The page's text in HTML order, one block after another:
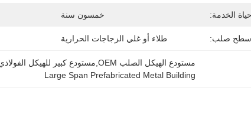
حياة الخدمة: خمسون سنة
سطح صلب: طلاء أو غلي الزجاجات الحرارية
مستودع الهيكل الصلب OEM,مستودع كبير للهيكل الفولاذي,بناء معدني مسبق الصنع
Large Span Prefabricated Metal Building